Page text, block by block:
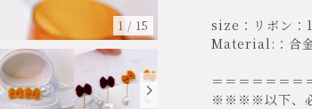
1 / 15
size：リボン：
Material:：合
＝＝＝＝＝＝＝
※※※※以下、